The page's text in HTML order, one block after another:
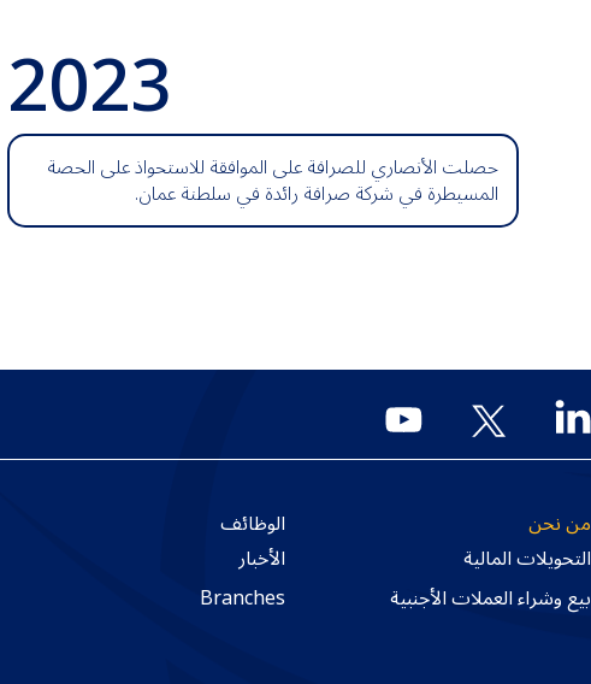
2023
حصلت الأنصاري للصرافة على الموافقة للاستحواذ على الحصة
المسيطرة في شركة صرافة رائدة في سلطنة عمان.
من نحن
التحويلات المالية
بيع وشراء العملات الأجنبية
الوظائف
الأخبار
Branches